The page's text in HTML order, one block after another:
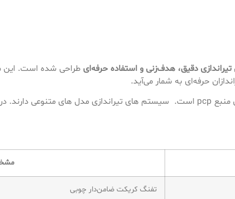
تیراندازی دقیق، هدف‌زنی و استفاده حرفه‌ای طراحی شده است. این
حرفه‌ای به شمار می‌آید.
pcp است. سیستم های تیراندازی مدل های متنوعی دارند.
تفنگ کریکت ضامن‌دار چوبی